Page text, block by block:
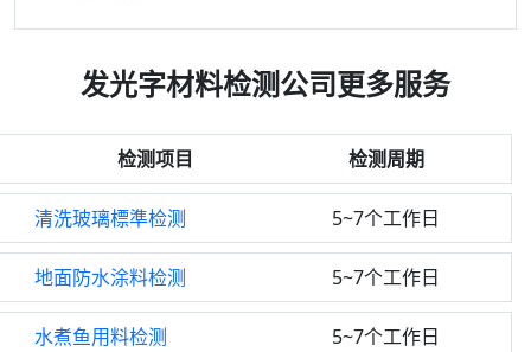
发光字材料检测公司更多服务
检测项目 检测周期
清洗玻璃標準检测 5~7个工作日
地面防水涂料检测 5~7个工作日
水煮鱼用料检测 5~7个工作日